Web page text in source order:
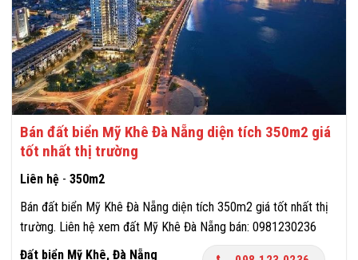
Bán đất biển Mỹ Khê Đà Nẵng diện tích 350m2 giá
tốt nhất thị trường
Liên hệ - 350m2
Bán đất biển Mỹ Khê Đà Nẵng diện tích 350m2 giá tốt nhất thị
trường. Liên hệ xem đất Mỹ Khê Đà Nẵng bán: 0981230236
Đất biển Mỹ Khê, Đà Nẵng